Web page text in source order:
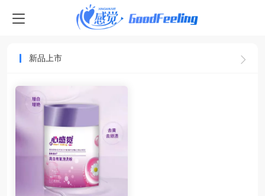
日用百货
新品上市